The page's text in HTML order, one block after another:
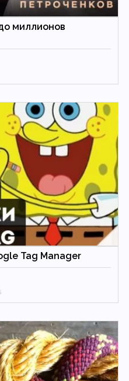
миллионов
Tag Manager